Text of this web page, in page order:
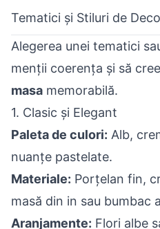
Tematici și Stiluri de
Alegerea unei tematici
menții coerența și să
masa memorabilă.
1. Clasic și Elegant
Paleta de culori: Alb,
nuanțe pastelate.
Materiale: Porțelan fin,
masă din in sau bumbac
Aranjamente: Flori albe